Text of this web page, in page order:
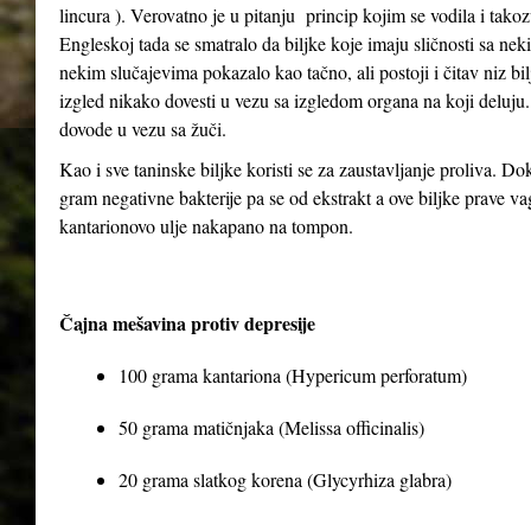
lincura ). Verovatno je u pitanju princip kojim se vodila i
Engleskoj tada se smatralo da biljke koje imaju sličnosti sa
nekim slučajevima pokazalo kao tačno, ali postoji i čitav niz
izgled nikako dovesti u vezu sa izgledom organa na koji
dovode u vezu sa žuči.
Kao i sve taninske biljke koristi se za zaustavljanje proliva.
gram negativne bakterije pa se od ekstrakt a ove biljke prave
kantarionovo ulje nakapano na tompon.
Čajna mešavina protiv depresije
100 grama kantariona (Hypericum perforatum)
50 grama matičnjaka (Melissa officinalis)
20 grama slatkog korena (Glycyrhiza glabra)